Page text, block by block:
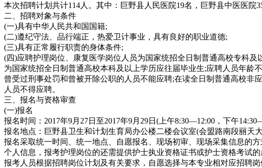
本次招聘计划共计114人。其中：巨野县人民医院19名，巨野县中医医
二、招聘对象与条件
(一)具有中华人民共和国国籍;
(二)遵纪守法、品行端正，热爱卫计事业，具有良好的职业道德;
(三)具有正常履行职责的身体条件;
(四)应聘护理岗位、康复医学岗位人员为国家统招全日制普通高校专科
为国家统招全日制普通高校本科及以上学历应往届毕业生;应聘人员年龄
曾受过刑事处罚和曾被开除公职的人员不能应聘;在读全日制普通高校
人员不得应聘。
三、报名与资格审查
(一)报名
报名时间：2017年9月27日至2017年9月29日(上午8:30—12:00，下午
报名地点：巨野县卫生和计划生育局办公楼二楼会议室(会盟路南段丽天
报名采取统一时间、统一地点、自愿报名、现场初审、现场采集信息的
个人信息，报考护理岗位的还需提供护士执业资格证书或护士资格考试的
报考人员根据招聘岗位计划及有关要求，自愿选择与本专业相对应招聘